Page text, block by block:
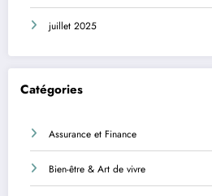
juillet 2025
Catégories
Assurance et Finance
Bien-être & Art de vivre